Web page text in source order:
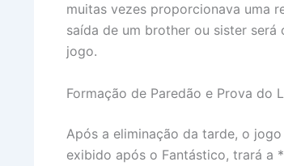
muitas vezes proporcionava uma
saída de um brother ou sister
jogo.
Formação de Paredão e Prova do
Após a eliminação da tarde, o
exibido após o Fantástico, trará a